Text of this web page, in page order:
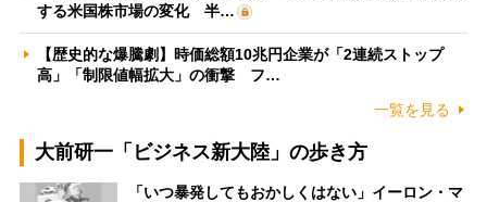
する米国株市場の変化 半…
【歴史的な爆騰劇】時価総額10兆円企業が「2連続ストップ
高」「制限値幅拡大」の衝撃 フ…
一覧を見る
大前研一「ビジネス新大陸」の歩き方
「いつ暴発してもおかしくはない」イーロン・マ